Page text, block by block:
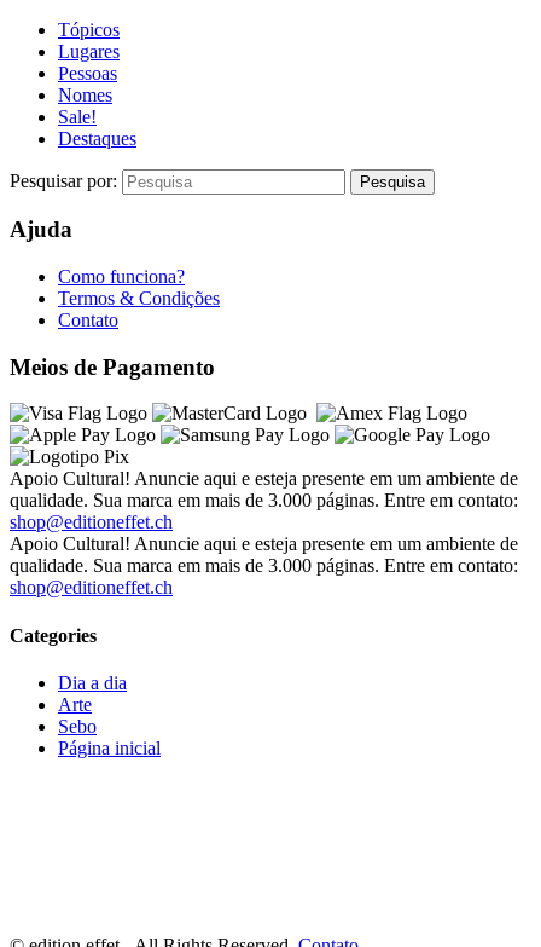
Tópicos
Lugares
Pessoas
Nomes
Sale!
Destaques
Pesquisar por:
Ajuda
Como funciona?
Termos & Condições
Contato
Meios de Pagamento
Apoio Cultural! Anuncie aqui e esteja presente em um ambiente de
qualidade. Sua marca em mais de 3.000 páginas. Entre em contato:
shop@editioneffet.ch
Apoio Cultural! Anuncie aqui e esteja presente em um ambiente de
qualidade. Sua marca em mais de 3.000 páginas. Entre em contato:
shop@editioneffet.ch
Categories
Dia a dia
Arte
Sebo
Página inicial